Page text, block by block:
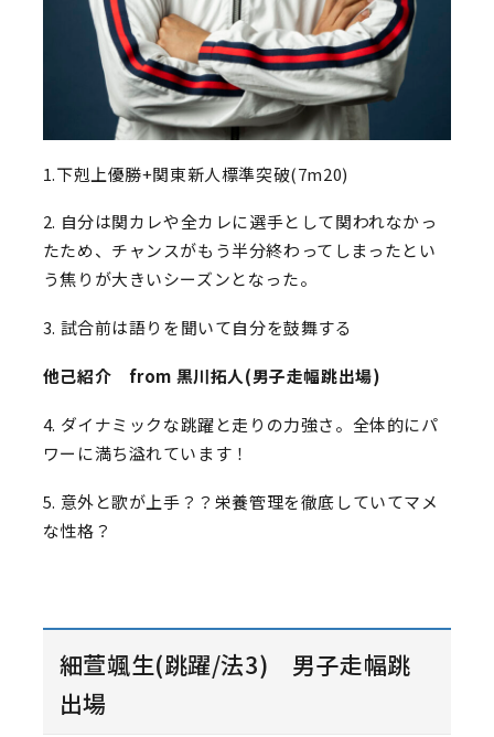
1.下剋上優勝+関東新人標準突破(7m20)
2. 自分は関カレや全カレに選手として関われなかっ
たため、チャンスがもう半分終わってしまったとい
う焦りが大きいシーズンとなった。
3. 試合前は語りを聞いて自分を鼓舞する
他己紹介 from 黒川拓人(男子走幅跳出場)
4. ダイナミックな跳躍と走りの力強さ。全体的にパ
ワーに満ち溢れています！
5. 意外と歌が上手？？栄養管理を徹底していてマメ
な性格？
細萱颯生(跳躍/法3) 男子走幅跳
出場